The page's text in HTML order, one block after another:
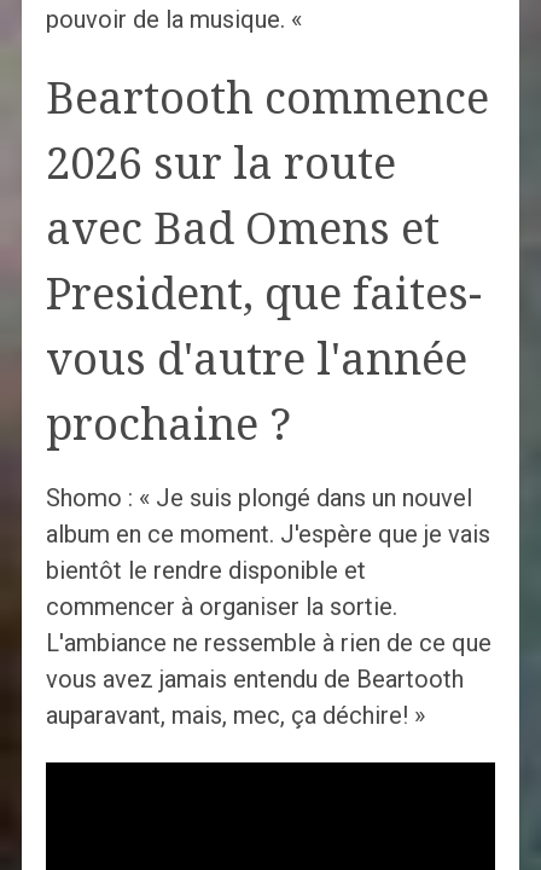
pouvoir de la musique. «
Beartooth commence
2026 sur la route
avec Bad Omens et
President, que faites-
vous d'autre l'année
prochaine ?
Shomo : « Je suis plongé dans un nouvel
album en ce moment. J'espère que je vais
bientôt le rendre disponible et
commencer à organiser la sortie.
L'ambiance ne ressemble à rien de ce que
vous avez jamais entendu de Beartooth
auparavant, mais, mec, ça déchire! »